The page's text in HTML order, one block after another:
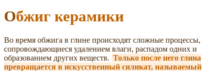
Обжиг керамики
Во время обжига в глине происходят сложные процессы,
сопровождающиеся удалением влаги, распадом одних и
образованием других веществ. Только после него глина
превращается в искусственный силикат, называемый